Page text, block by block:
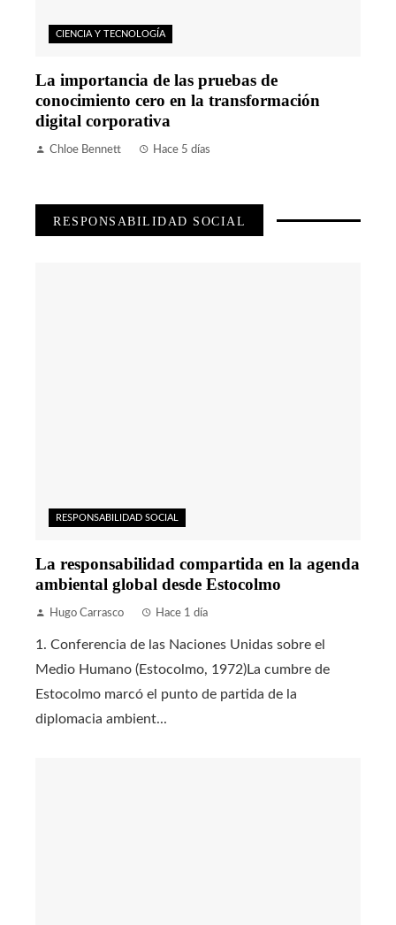
CIENCIA Y TECNOLOGÍA
La importancia de las pruebas de
conocimiento cero en la transformación
digital corporativa
Chloe Bennett Hace 5 días
RESPONSABILIDAD SOCIAL
RESPONSABILIDAD SOCIAL
La responsabilidad compartida en la agenda
ambiental global desde Estocolmo
Hugo Carrasco Hace 1 día
1. Conferencia de las Naciones Unidas sobre el
Medio Humano (Estocolmo, 1972)La cumbre de
Estocolmo marcó el punto de partida de la
diplomacia ambient...